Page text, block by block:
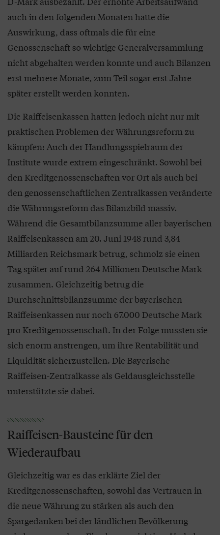
auch in den folgenden Monaten hatte die
Auswirkung, dass oftmals die für eine
Genossenschaft so wichtige Generalversammlung
nicht abgehalten werden konnte und auch Bilanzen
erst mehrere Monate, zum Teil sogar erst Jahre
später erstellt werden konnten.
Die Raiffeisenkassen hatten jedoch nicht nur mit
praktischen Problemen der Währungsreform zu
kämpfen: Auch der Handlungsspielraum der
Institute wurde extrem eingeschränkt. Sowohl bei
den Kreditgenossenschaften vor Ort als auch bei
den genossenschaftlichen Zentralkassen veränderte
die Währungsreform das Bilanzbild massiv.
Während die Gesamtbilanzsumme aller bayerischen
Raiffeisenkassen am 20. Juni 1948 rund 3,84
Milliarden Reichsmark betrug, schmolz sie einen
Tag später auf rund 264 Millionen Deutsche Mark
zusammen. Gleichzeitig betrug die
Durchschnittsbilanzsumme der bayerischen
Raiffeisenkassen nur noch 67.000 Deutsche Mark
pro Kreditgenossenschaft. In der Folge mussten sie
sich enorm anstrengen, um ihre Rentabilität und
Liquidität sicherzustellen. Die Bayerische
Raiffeisen-Zentralkasse als Geldausgleichsstelle
unterstützte sie dabei.
Raiffeisen-Bausteine für den
Wiederaufbau
Gleichzeitig war es das erklärte Ziel der
Kreditgenossenschaften, sowohl das Vertrauen in
die neue Währung zu stärken als auch den
Spargedanken bei der ländlichen Bevölkerung